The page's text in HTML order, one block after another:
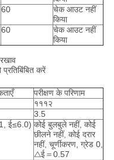
60
चेक आउट नहीं
किया
60
चेक आउट नहीं
किया
करें
परीक्षण के परिणाम
१११२
3.5
ई≤6.0) कोई बुलबुले नहीं, कोई
छीलने नहीं, कोई दरार
नहीं, चूर्णीकरण, ग्रेड 0,
△ई＝0.57